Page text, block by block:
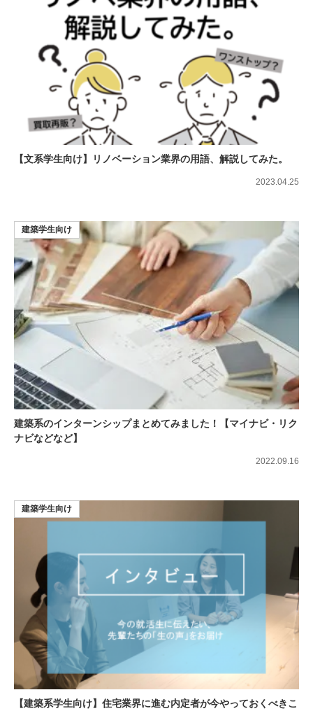
【文系学生向け】リノベーション業界の用語、解説してみた。
2023.04.25
建築系のインターンシップまとめてみました！【マイナビ・リク
ナビなどなど】
建築学生向け
2022.09.16
【建築系学生向け】住宅業界に進む内定者が今やっておくべきこ
建築学生向け